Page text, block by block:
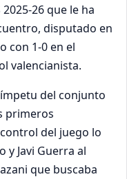
2025-26 que le ha
disputado en
con 1-0 en el
valencianista.
del conjunto
primeros
del juego lo
y Javi Guerra al
que buscaba